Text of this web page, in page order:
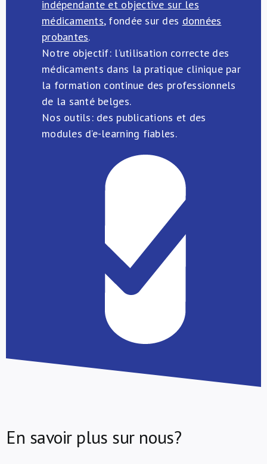
indépendante et objective sur les
médicaments, fondée sur des données
probantes.
Notre objectif: l’utilisation correcte des
médicaments dans la pratique clinique par
la formation continue des professionnels
de la santé belges.
Nos outils: des publications et des
modules d’e-learning fiables.
En savoir plus sur nous?